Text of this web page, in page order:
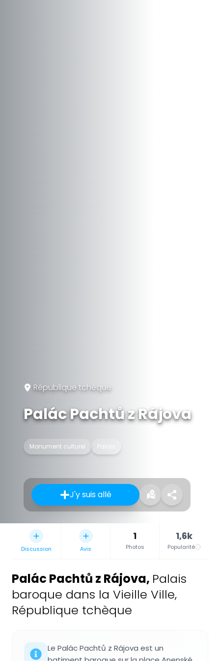
République tchèque
Palác Pachtů z Rájova
Monument culturel Palais
J'y suis allé
Discussion Avis
1
Photos
1,6k
Popularité
Palác Pachtů z Rájova, Palais
baroque dans la Vieille Ville,
République tchèque
Le Palác Pachtů z Rájova est un